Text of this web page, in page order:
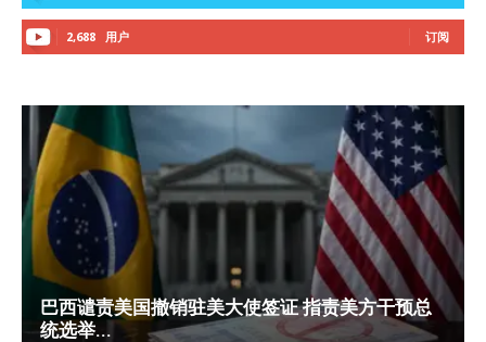
2,688 用户 订阅
巴西谴责美国撤销驻美大使签证 指责美方干预总
统选举...